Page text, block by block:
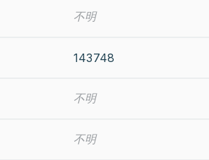
不明
143748
不明
不明